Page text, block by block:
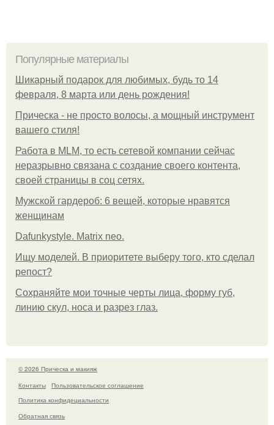
Популярные материалы
Шикарный подарок для любимых, будь то 14
февраля, 8 марта или день рождения!
Прическа - не просто волосы, а мощный инструмент
вашего стиля!
Работа в MLM, то есть сетевой компании сейчас
неразрывно связана с создание своего контента,
своей страницы в соц сетях.
Мужской гардероб: 6 вещей, которые нравятся
женщинам
Dafunkystyle. Matrix neo.
Ищу моделей. В приоритете выберу того, кто сделал
репост?
Сохраняйте мои точные черты лица, форму губ,
линию скул, носа и разрез глаз.
© 2026 Прическа и макияж
Контакты
Пользовательское соглашение
Политика конфидециальности
Обратная связь